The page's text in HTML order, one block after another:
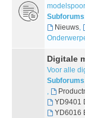
Nieuws,
Digitale
Voor alle
,
YD9401
YD6016